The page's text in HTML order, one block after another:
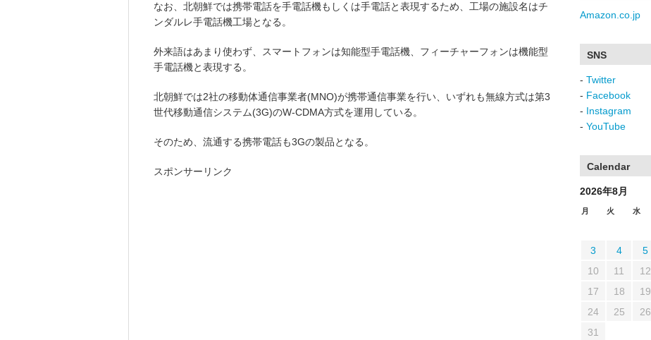
なお、北朝鮮では携帯電話を手電話機もしくは手電話と表現するため、工場の施設名はチ
ンダルレ手電話機工場となる。
外来語はあまり使わず、スマートフォンは知能型手電話機、フィーチャーフォンは機能型
手電話機と表現する。
北朝鮮では2社の移動体通信事業者(MNO)が携帯通信事業を行い、いずれも無線方式は第3
世代移動通信システム(3G)のW-CDMA方式を運用している。
そのため、流通する携帯電話も3Gの製品となる。
スポンサーリンク
Amazon.co.jp
SNS
- Twitter
- Facebook
- Instagram
- YouTube
Calendar
2026年8月
月 火 水
3
4 5
10
11 12
17
18 19
24
25 26
31